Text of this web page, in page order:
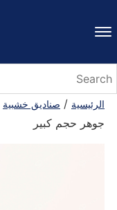
الرئيسية / صناديق خشبية
جوهر حجم کبیر